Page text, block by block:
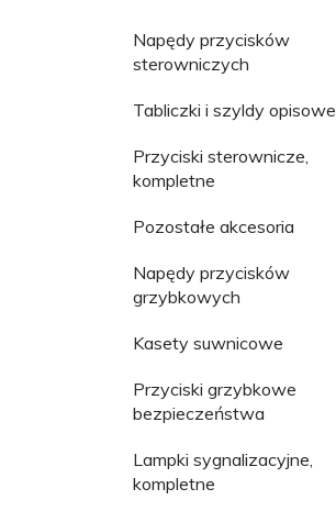
Napędy przycisków
sterowniczych
Tabliczki i szyldy opisowe
Przyciski sterownicze,
kompletne
Pozostałe akcesoria
Napędy przycisków
grzybkowych
Kasety suwnicowe
Przyciski grzybkowe
bezpieczeństwa
Lampki sygnalizacyjne,
kompletne